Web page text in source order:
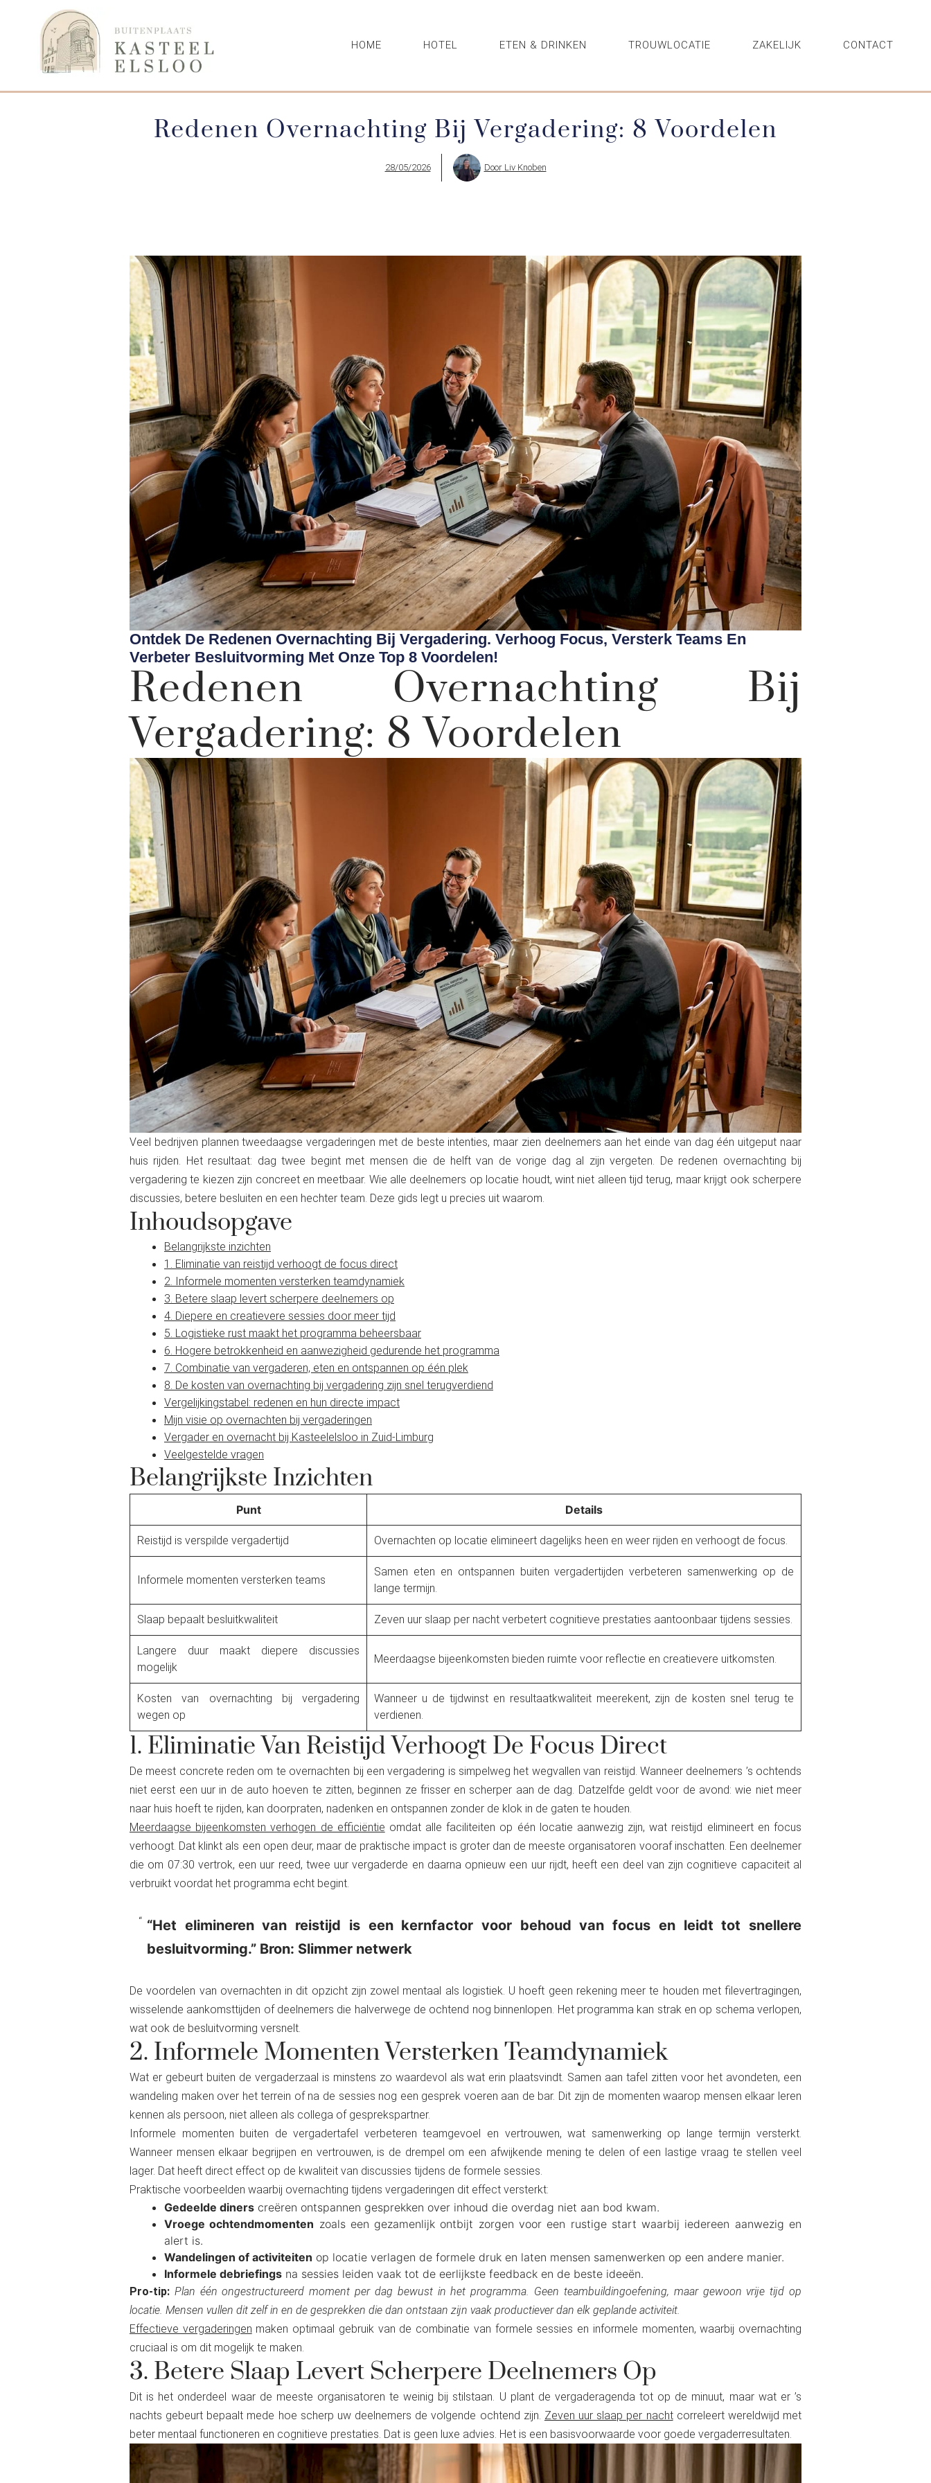
HOME HOTEL ETEN & DRINKEN TROUWLOCATIE ZAKELIJK CONTACT
Redenen Overnachting Bij Vergadering: 8 Voordelen
28/05/2026 DoorLiv Knoben
Ontdek De Redenen Overnachting Bij Vergadering. Verhoog Focus, Versterk Teams En
Verbeter Besluitvorming Met Onze Top 8 Voordelen!
Redenen Overnachting Bij
Vergadering: 8 Voordelen
Veel bedrijven plannen tweedaagse vergaderingen met de beste intenties, maar zien deelnemers aan het einde van dag één uitgeput naar
huis rijden. Het resultaat: dag twee begint met mensen die de helft van de vorige dag al zijn vergeten. De redenen overnachting bij
vergadering te kiezen zijn concreet en meetbaar. Wie alle deelnemers op locatie houdt, wint niet alleen tijd terug, maar krijgt ook scherpere
discussies, betere besluiten en een hechter team. Deze gids legt u precies uit waarom.
Inhoudsopgave
Belangrijkste inzichten
1. Eliminatie van reistijd verhoogt de focus direct
2. Informele momenten versterken teamdynamiek
3. Betere slaap levert scherpere deelnemers op
4. Diepere en creatievere sessies door meer tijd
5. Logistieke rust maakt het programma beheersbaar
6. Hogere betrokkenheid en aanwezigheid gedurende het programma
7. Combinatie van vergaderen, eten en ontspannen op één plek
8. De kosten van overnachting bij vergadering zijn snel terugverdiend
Vergelijkingstabel: redenen en hun directe impact
Mijn visie op overnachten bij vergaderingen
Vergader en overnacht bij Kasteelelsloo in Zuid-Limburg
Veelgestelde vragen
Belangrijkste Inzichten
Punt Details
Reistijd is verspilde vergadertijd Overnachten op locatie elimineert dagelijks heen en weer rijden en verhoogt de focus.
Informele momenten versterken teams
Samen eten en ontspannen buiten vergadertijden verbeteren samenwerking op de
lange termijn.
Slaap bepaalt besluitkwaliteit Zeven uur slaap per nacht verbetert cognitieve prestaties aantoonbaar tijdens sessies.
Langere duur maakt diepere discussies
mogelijk
Meerdaagse bijeenkomsten bieden ruimte voor reflectie en creatievere uitkomsten.
Kosten van overnachting bij vergadering
wegen op
Wanneer u de tijdwinst en resultaatkwaliteit meerekent, zijn de kosten snel terug te
verdienen.
1. Eliminatie Van Reistijd Verhoogt De Focus Direct
De meest concrete reden om te overnachten bij een vergadering is simpelweg het wegvallen van reistijd. Wanneer deelnemers ’s ochtends
niet eerst een uur in de auto hoeven te zitten, beginnen ze frisser en scherper aan de dag. Datzelfde geldt voor de avond: wie niet meer
naar huis hoeft te rijden, kan doorpraten, nadenken en ontspannen zonder de klok in de gaten te houden.
Meerdaagse bijeenkomsten verhogen de efficiëntie omdat alle faciliteiten op één locatie aanwezig zijn, wat reistijd elimineert en focus
verhoogt. Dat klinkt als een open deur, maar de praktische impact is groter dan de meeste organisatoren vooraf inschatten. Een deelnemer
die om 07:30 vertrok, een uur reed, twee uur vergaderde en daarna opnieuw een uur rijdt, heeft een deel van zijn cognitieve capaciteit al
verbruikt voordat het programma echt begint.
“Het elimineren van reistijd is een kernfactor voor behoud van focus en leidt tot snellere
besluitvorming.” Bron: Slimmer netwerk
De voordelen van overnachten in dit opzicht zijn zowel mentaal als logistiek. U hoeft geen rekening meer te houden met filevertragingen,
wisselende aankomsttijden of deelnemers die halverwege de ochtend nog binnenlopen. Het programma kan strak en op schema verlopen,
wat ook de besluitvorming versnelt.
2. Informele Momenten Versterken Teamdynamiek
Wat er gebeurt buiten de vergaderzaal is minstens zo waardevol als wat erin plaatsvindt. Samen aan tafel zitten voor het avondeten, een
wandeling maken over het terrein of na de sessies nog een gesprek voeren aan de bar. Dit zijn de momenten waarop mensen elkaar leren
kennen als persoon, niet alleen als collega of gesprekspartner.
Informele momenten buiten de vergadertafel verbeteren teamgevoel en vertrouwen, wat samenwerking op lange termijn versterkt.
Wanneer mensen elkaar begrijpen en vertrouwen, is de drempel om een afwijkende mening te delen of een lastige vraag te stellen veel
lager. Dat heeft direct effect op de kwaliteit van discussies tijdens de formele sessies.
Praktische voorbeelden waarbij overnachting tijdens vergaderingen dit effect versterkt:
Gedeelde diners creëren ontspannen gesprekken over inhoud die overdag niet aan bod kwam.
Vroege ochtendmomenten zoals een gezamenlijk ontbijt zorgen voor een rustige start waarbij iedereen aanwezig en
alert is.
Wandelingen of activiteiten op locatie verlagen de formele druk en laten mensen samenwerken op een andere manier.
Informele debriefings na sessies leiden vaak tot de eerlijkste feedback en de beste ideeën.
Pro-tip: Plan één ongestructureerd moment per dag bewust in het programma. Geen teambuildingoefening, maar gewoon vrije tijd op
locatie. Mensen vullen dit zelf in en de gesprekken die dan ontstaan zijn vaak productiever dan elk geplande activiteit.
Effectieve vergaderingen maken optimaal gebruik van de combinatie van formele sessies en informele momenten, waarbij overnachting
cruciaal is om dit mogelijk te maken.
3. Betere Slaap Levert Scherpere Deelnemers Op
Dit is het onderdeel waar de meeste organisatoren te weinig bij stilstaan. U plant de vergaderagenda tot op de minuut, maar wat er ’s
nachts gebeurt bepaalt mede hoe scherp uw deelnemers de volgende ochtend zijn. Zeven uur slaap per nachtcorreleert wereldwijd met
beter mentaal functioneren en cognitieve prestaties. Dat is geen luxe advies. Het is een basisvoorwaarde voor goede vergaderresultaten.